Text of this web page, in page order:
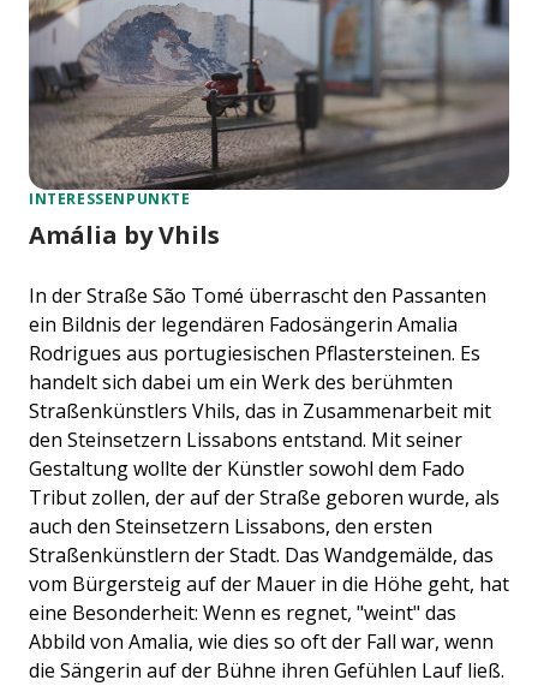
INTERESSENPUNKTE
Amália by Vhils
In der Straße São Tomé überrascht den Passanten
ein Bildnis der legendären Fadosängerin Amalia
Rodrigues aus portugiesischen Pflastersteinen. Es
handelt sich dabei um ein Werk des berühmten
Straßenkünstlers Vhils, das in Zusammenarbeit mit
den Steinsetzern Lissabons entstand. Mit seiner
Gestaltung wollte der Künstler sowohl dem Fado
Tribut zollen, der auf der Straße geboren wurde, als
auch den Steinsetzern Lissabons, den ersten
Straßenkünstlern der Stadt. Das Wandgemälde, das
vom Bürgersteig auf der Mauer in die Höhe geht, hat
eine Besonderheit: Wenn es regnet, "weint" das
Abbild von Amalia, wie dies so oft der Fall war, wenn
die Sängerin auf der Bühne ihren Gefühlen Lauf ließ.